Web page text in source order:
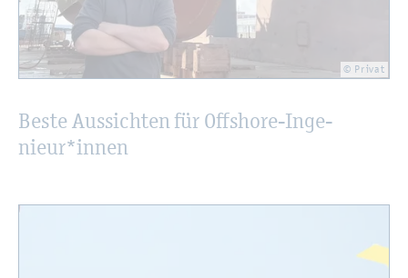
© Pri­vat
Beste Aus­sich­ten für Off­shore-In­ge­
nieur*innen